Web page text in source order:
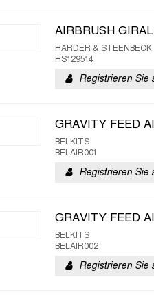
AIRBRUSH
HARDER & STEENBECK
HS129514
Registrieren Sie
GRAVITY FEED
BELKITS
BELAIR001
Registrieren Sie
GRAVITY FEED
BELKITS
BELAIR002
Registrieren Sie